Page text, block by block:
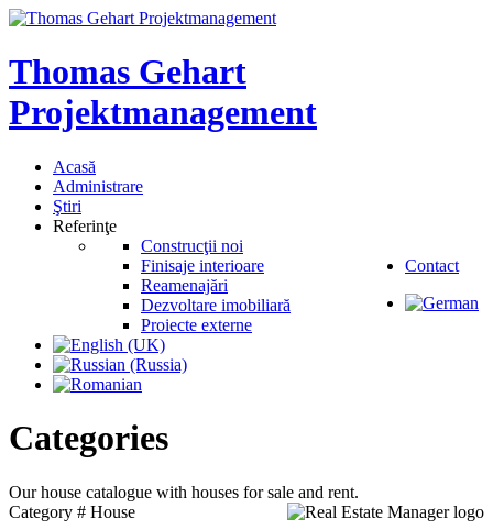
Thomas Gehart
Projektmanagement
Acasă
Administrare
Ştiri
Referinţe
Construcţii noi
Finisaje interioare
Reamenajări
Dezvoltare imobiliară
Proiecte externe
Contact
Categories
Our house catalogue with houses for sale and rent.
Category # House